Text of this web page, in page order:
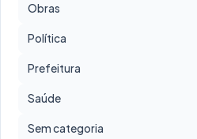
Obras
Política
Prefeitura
Saúde
Sem categoria